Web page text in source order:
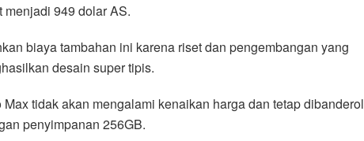
949 dolar AS.
biaya tambahan ini karena riset dan pengembangan yang
desain super tipis.
tidak akan mengalami kenaikan harga dan tetap dibanderol
penyimpanan 256GB.